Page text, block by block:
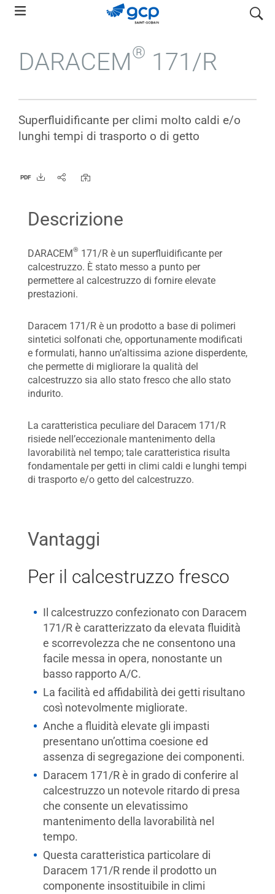
Skip
navigation
search
DARACEM® 171/R
Superfluidificante per climi molto caldi e/o
lunghi tempi di trasporto o di getto
PDF
Descrizione
DARACEM® 171/R è un superfluidificante per
calcestruzzo. È stato messo a punto per
permettere al calcestruzzo di fornire elevate
prestazioni.
Daracem 171/R è un prodotto a base di polimeri
sintetici solfonati che, opportunamente modificati
e formulati, hanno un’altissima azione disperdente,
che permette di migliorare la qualità del
calcestruzzo sia allo stato fresco che allo stato
indurito.
La caratteristica peculiare del Daracem 171/R
risiede nell’eccezionale mantenimento della
lavorabilità nel tempo; tale caratteristica risulta
fondamentale per getti in climi caldi e lunghi tempi
di trasporto e/o getto del calcestruzzo.
Vantaggi
Per il calcestruzzo fresco
Il calcestruzzo confezionato con Daracem
171/R è caratterizzato da elevata fluidità
e scorrevolezza che ne consentono una
facile messa in opera, nonostante un
basso rapporto A/C.
La facilità ed affidabilità dei getti risultano
così notevolmente migliorate.
Anche a fluidità elevate gli impasti
presentano un’ottima coesione ed
assenza di segregazione dei componenti.
Daracem 171/R è in grado di conferire al
calcestruzzo un notevole ritardo di presa
che consente un elevatissimo
mantenimento della lavorabilità nel
tempo.
Questa caratteristica particolare di
Daracem 171/R rende il prodotto un
componente insostituibile in climi